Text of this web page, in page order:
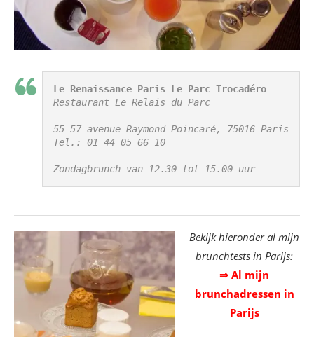
Le Renaissance Paris Le Parc Trocadéro
Restaurant Le Relais du Parc
55-57 avenue Raymond Poincaré, 75016 Paris
Tel.: 01 44 05 66 10
Zondagbrunch van 12.30 tot 15.00 uur
Bekijk hieronder al mijn
brunchtests in Parijs:
⇒ Al mijn
brunchadressen in
Parijs